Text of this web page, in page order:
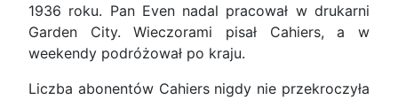
1936 roku. Pan Even nadal pracował w drukarni
Garden City. Wieczorami pisał Cahiers, a w
weekendy podróżował po kraju.
Liczba abonentów Cahiers nigdy nie przekroczyła